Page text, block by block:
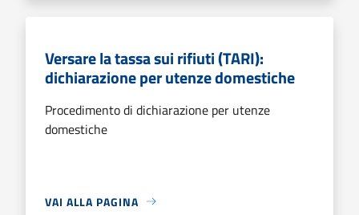
Versare la tassa sui rifiuti (TARI):
dichiarazione per utenze domestiche
Procedimento di dichiarazione per utenze
domestiche
VAI ALLA PAGINA